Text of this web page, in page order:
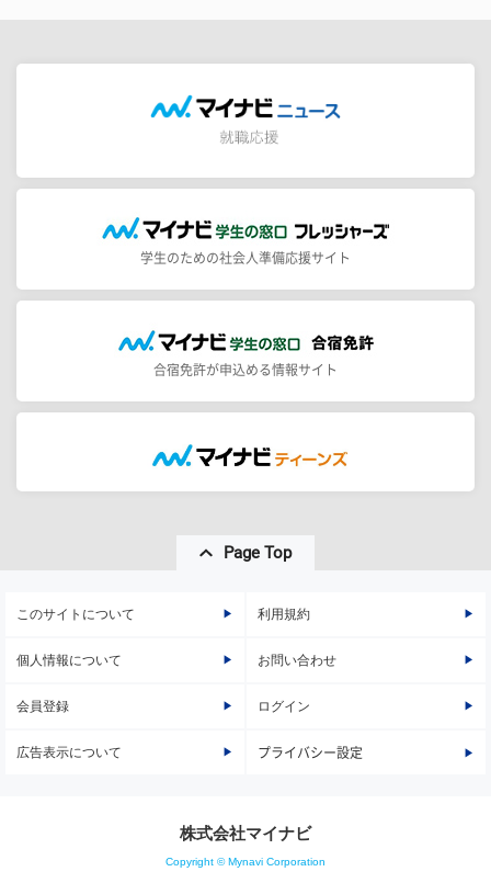
学生のための社会人準備応援サイト
合宿免許が申込める情報サイト
Page Top
このサイトについて 利用規約
個人情報について お問い合わせ
会員登録 ログイン
広告表示について プライバシー設定
株式会社マイナビ
Copyright © Mynavi Corporation